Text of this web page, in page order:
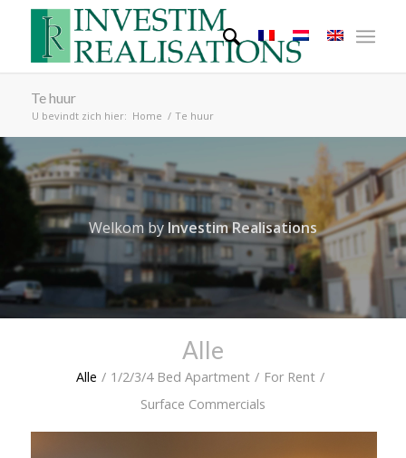
Te huur
U bevindt zich hier: Home / Te huur
Welkom by Investim Realisations
Alle
Alle / 1/2/3/4 Bed Apartment / For Rent /
Surface Commercials